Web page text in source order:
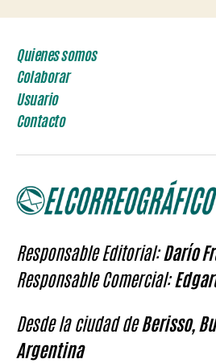
Quienes somos
Colaborar
Usuario
Contacto
Responsable Editorial:Darío
Responsable Comercial:
Desde la ciudad deBerisso,
Argentina